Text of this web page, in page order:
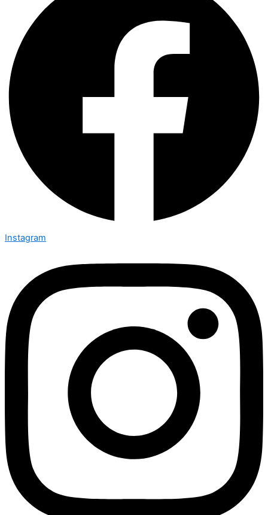
Instagram